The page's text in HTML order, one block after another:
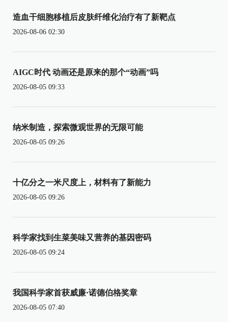
造血干细胞移植后皮肤纤维化治疗有了新靶点
2026-08-06 02:30
AIGC时代 动画还是原来的那个“动画”吗
2026-08-05 09:33
纳米制造，探索微观世界的无限可能
2026-08-05 09:26
十亿分之一米尺度上，材料有了新能力
2026-08-05 09:26
科学家找到生菜美味又营养的基因密码
2026-08-05 09:24
我国科学家首获威廉·诺德伯格奖章
2026-08-05 07:40